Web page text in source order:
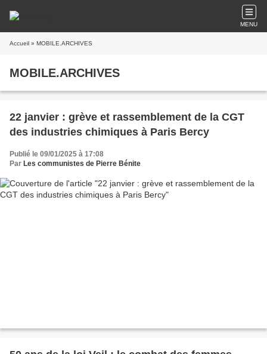
MENU
Accueil » MOBILE.ARCHIVES
MOBILE.ARCHIVES
22 janvier : grève et rassemblement de la CGT
des industries chimiques à Paris Bercy
Publié le 09/01/2025 à 17:08
Par Les communistes de Pierre Bénite